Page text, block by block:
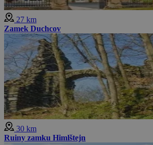
27 km
Zamek Duchcov
30 km
Ruiny zamku Himlštejn